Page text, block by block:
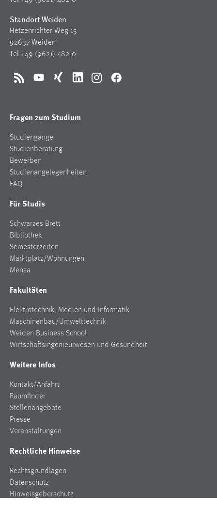
Standort Weiden
Hetzenrichter Weg 15
92637 Weiden
Tel +49 (9621) 482-0
RSS YouTubeXing LinkedInInstagramFacebook
Fragen zum Studium
Studiengänge
Studienberatung
Bewerben
Studienangelegenheiten
FAQ
Für Studis
Schwarzes Brett
Bibliothek
Semesterzeiten
Marktplatz/Wohnungen
Mensa
Fakultäten
Elektrotechnik, Medien und Informatik
Maschinenbau/Umwelttechnik
Weiden Business School
Wirtschaftsingenieurwesen und Gesundheit
Weitere Infos
Kontakt/Anfahrt
Raumfinder
Stellenangebote
Presse
Veranstaltungen
Rechtliche Hinweise
Rechtsgrundlagen
Datenschutz
Hinweisgeberschutz